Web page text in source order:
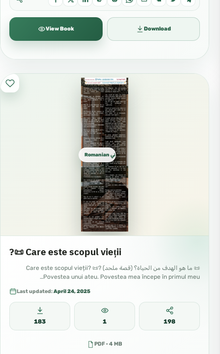
View Book Download
Romanian روماني
?📜 Care este scopul vieții
📜 ما هو الهدف من الحياة؟ (قصة ملحد) ?📜 Care este scopul vieții?
Povestea unui ateu. Povestea mea începe în primul meu…
Last updated:April 24, 2025
183 1 198
PDF · 4 MB